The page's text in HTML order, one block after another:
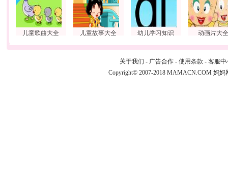
儿童歌曲大全 儿童故事大全 幼儿学习知识 动画片大全
关于我们 - 广告合作 - 使用条款 - 客服中
Copyright© 2007-2018 MAMACN.COM 妈妈